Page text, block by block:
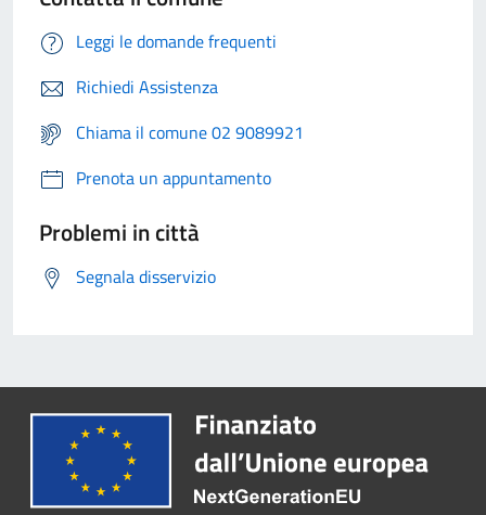
Leggi le domande frequenti
Richiedi Assistenza
Chiama il comune 02 9089921
Prenota un appuntamento
Problemi in città
Segnala disservizio